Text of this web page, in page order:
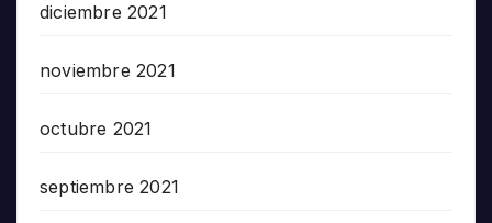
diciembre 2021
noviembre 2021
octubre 2021
septiembre 2021